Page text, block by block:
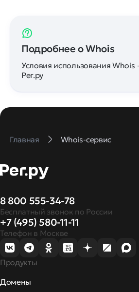
Подробнее о Whois
Условия использования Whois
Рег.ру
Главная Whois-сервис
8 800 555-34-78
Бесплатный звонок по России
+7 (495) 580-11-11
Телефон в Москве
Продукты
Домены